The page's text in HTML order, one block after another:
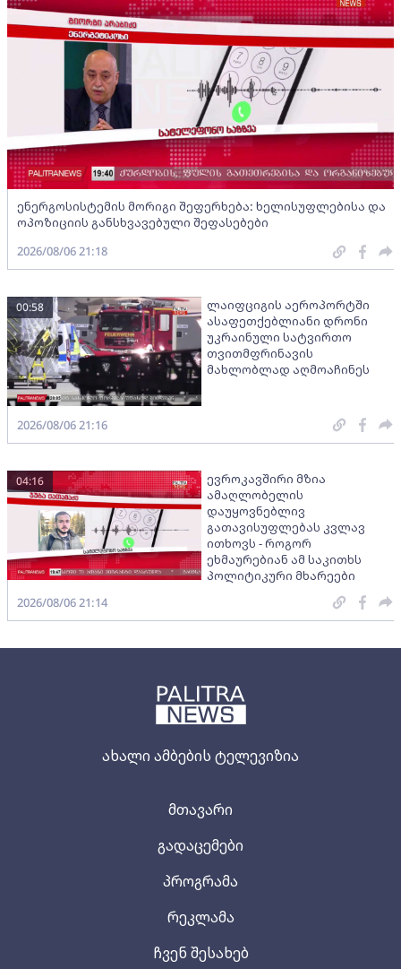
ახალი ამბების ტელევიზია
მთავარი
გადაცემები
პროგრამა
რეკლამა
ჩვენ შესახებ
ენერგოსისტემის მორიგი შეფერხება: ხელისუფლებისა და
ოპოზიციის განსხვავებული შეფასებები
2026/08/06 21:18
ლაიფციგის აეროპორტში
ასაფეთქებლიანი დრონი
უკრაინული სატვირთო
თვითმფრინავის
მახლობლად აღმოაჩინეს
00:58
2026/08/06 21:16
ევროკავშირი მზია
ამაღლობელის
დაუყოვნებლივ
გათავისუფლებას კვლავ
ითხოვს - როგორ
ეხმაურებიან ამ საკითხს
პოლიტიკური მხარეები
04:16
2026/08/06 21:14